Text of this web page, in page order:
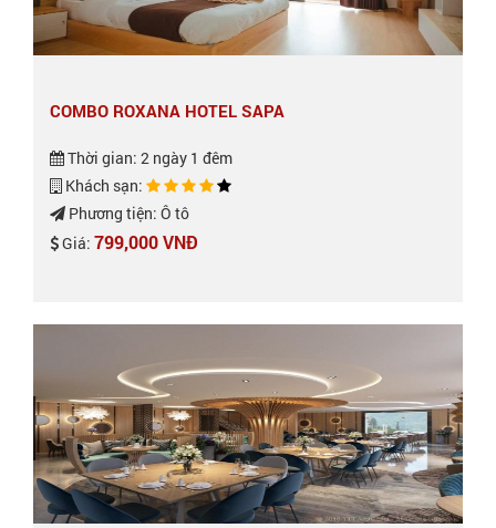
COMBO ROXANA HOTEL SAPA
Thời gian: 2 ngày 1 đêm
Khách sạn:
Phương tiện: Ô tô
Giá: 799,000 VNĐ